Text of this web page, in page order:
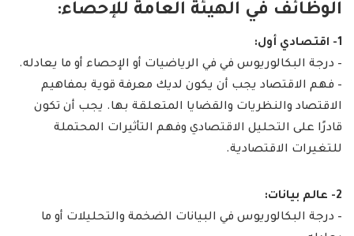
الوظائف في الهيئة العامة للإحصاء:
1- اقتصادي أول:
– درجة البكالوريوس في في الرياضيات أو الإحصاء أو ما يعادله.
– فهم الاقتصاد يجب أن يكون لديك معرفة قوية بمفاهيم
الاقتصاد والنظريات والقضايا المتعلقة بها. يجب أن تكون
قادرًا على التحليل الاقتصادي وفهم التأثيرات المحتملة
للتغيرات الاقتصادية.
2- عالم بيانات:
– درجة البكالوريوس في البيانات الضخمة والتحليلات أو ما